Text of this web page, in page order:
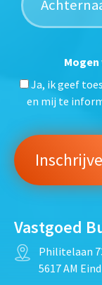
Ja, ik geef
en mij te
Vastgoed
Philitelaan
5617 AM